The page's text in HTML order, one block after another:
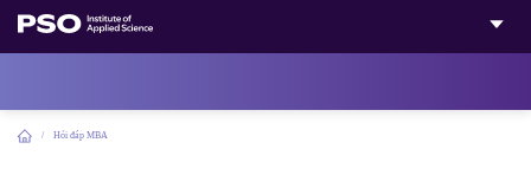
qua
nội
Home / Hỏi đáp MBA